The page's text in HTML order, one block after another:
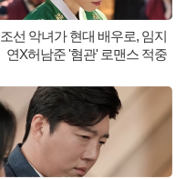
조선 악녀가 현대 배우로, 임지
연X허남준 '혐관' 로맨스 적중